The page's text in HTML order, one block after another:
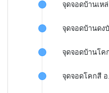
จุดจอดบ้านเห
จุดจอดบ้านดง
จุดจอดบ้านโ
จุดจอดโคกสี